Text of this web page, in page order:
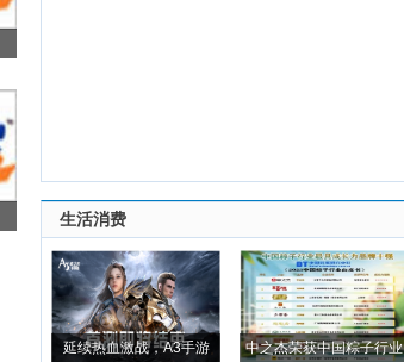
生活消费
延续热血激战，A3手游
中之杰荣获中国粽子行业